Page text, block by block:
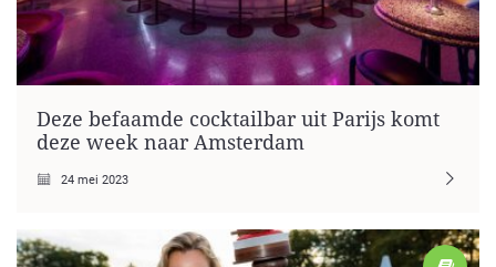
Deze befaamde cocktailbar uit Parijs komt
deze week naar Amsterdam
24 mei 2023